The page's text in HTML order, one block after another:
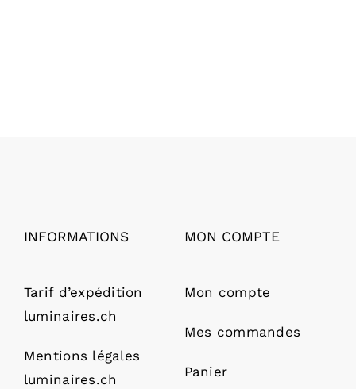
INFORMATIONS
Tarif d’expédition
luminaires.ch
Mentions légales
luminaires.ch
MON COMPTE
Mon compte
Mes commandes
Panier